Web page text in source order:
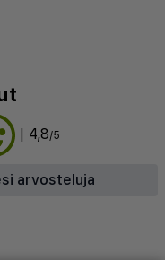
| 4,8/5
arvosteluja